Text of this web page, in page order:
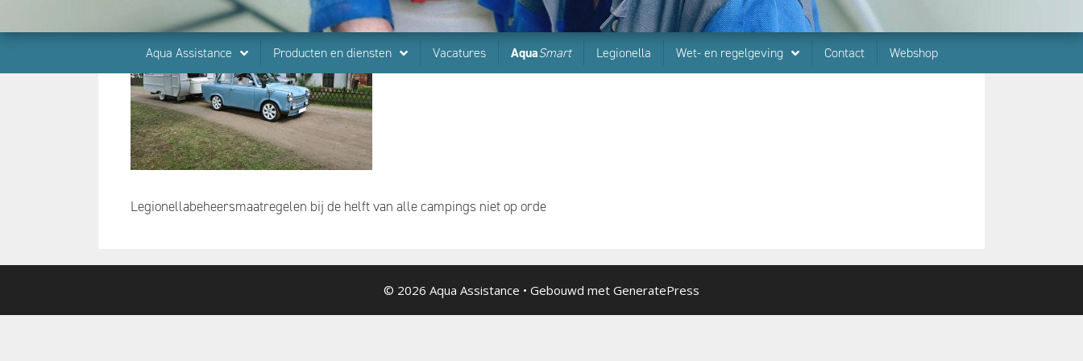
Aqua Assistance Producten en diensten Vacatures AquaSmart Legionella Wet- en regelgeving Contact Webshop
Legionellabeheersmaatregelen bij de helft van alle campings niet op orde
© 2026 Aqua Assistance • Gebouwd met GeneratePress